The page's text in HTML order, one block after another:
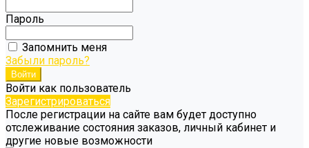
Пароль
Запомнить меня
Забыли пароль?
Войти как пользователь
Зарегистрироваться
После регистрации на сайте вам будет доступно
отслеживание состояния заказов, личный кабинет и
другие новые возможности